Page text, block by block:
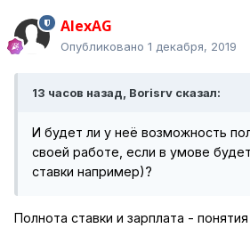
AlexAG
Опубликовано 1 декабря, 2019
13 часов назад, Borisrv сказал:
И будет ли у неё возможность
своей работе, если в умове
ставки например)?
Полнота ставки и зарплата -